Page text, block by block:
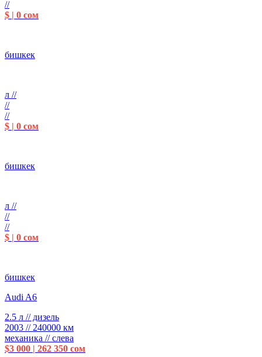
//
$ | 0 сом
бишкек
л //
//
//
$ | 0 сом
бишкек
л //
//
//
$ | 0 сом
бишкек
Audi A6
2.5 л // дизель
2003 // 240000 км
механика // слева
$3 000 | 262 350 сом